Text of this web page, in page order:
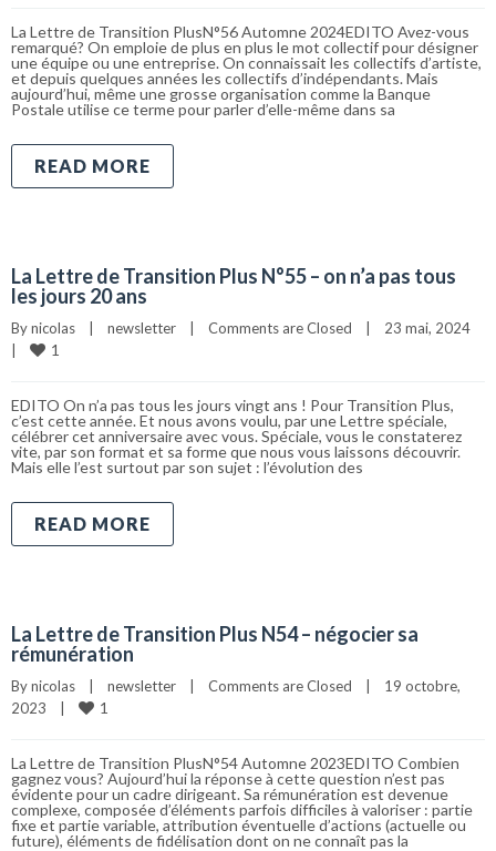
La Lettre de Transition PlusN°56 Automne 2024EDITO Avez-vous
remarqué? On emploie de plus en plus le mot collectif pour désigner
une équipe ou une entreprise. On connaissait les collectifs d’artiste,
et depuis quelques années les collectifs d’indépendants. Mais
aujourd’hui, même une grosse organisation comme la Banque
Postale utilise ce terme pour parler d’elle-même dans sa
READ MORE
La Lettre de Transition Plus N°55 – on n’a pas tous
les jours 20 ans
By nicolas newsletter Comments are Closed
1
EDITO On n’a pas tous les jours vingt ans ! Pour Transition Plus,
c’est cette année. Et nous avons voulu, par une Lettre spéciale,
célébrer cet anniversaire avec vous. Spéciale, vous le constaterez
vite, par son format et sa forme que nous vous laissons découvrir.
Mais elle l’est surtout par son sujet : l’évolution des
READ MORE
La Lettre de Transition Plus N54 – négocier sa
rémunération
By nicolas newsletter Comments are Closed
19 octobre,
2023
1
La Lettre de Transition PlusN°54 Automne 2023EDITO Combien
gagnez vous? Aujourd’hui la réponse à cette question n’est pas
évidente pour un cadre dirigeant. Sa rémunération est devenue
complexe, composée d’éléments parfois difficiles à valoriser : partie
fixe et partie variable, attribution éventuelle d’actions (actuelle ou
future), éléments de fidélisation dont on ne connaît pas la